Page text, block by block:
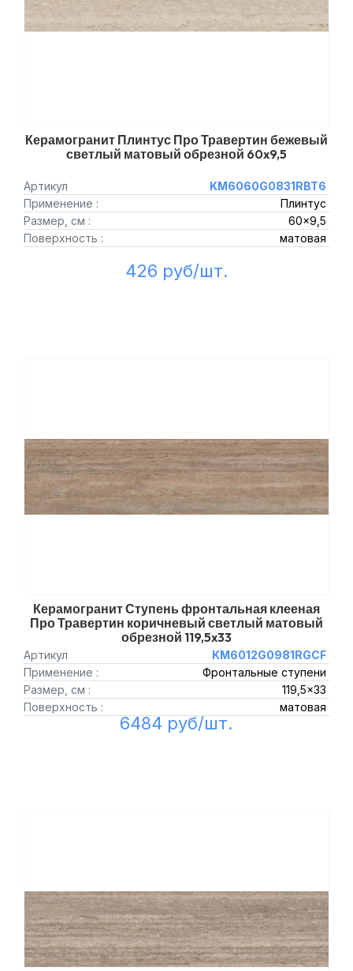
Керамогранит Плинтус Про Травертин бежевый
светлый матовый обрезной 60x9,5
Артикул
KM6060G0831RBT6
Применение :
Плинтус
Размер, см :
60x9,5
Поверхность :
матовая
426 руб/шт.
Керамогранит Ступень фронтальная клееная
Про Травертин коричневый светлый матовый
обрезной 119,5x33
Артикул
KM6012G0981RGCF
Применение :
Фронтальные ступени
Размер, см :
119,5x33
Поверхность :
матовая
6484 руб/шт.